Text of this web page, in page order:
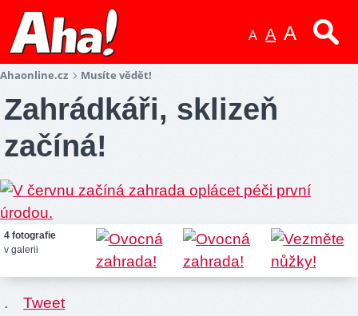
A A A
Ahaonline.cz Musíte vědět!
Zahrádkáři, sklizeň
začíná!
4 fotografie
v galerii
.
Tweet